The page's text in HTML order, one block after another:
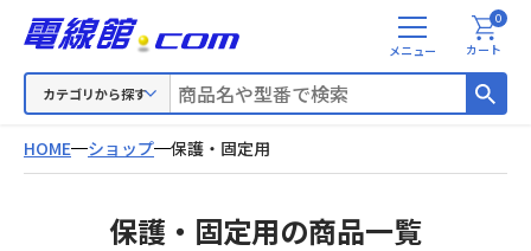
カテゴリから探す
メ
ニ
カート
0
HOME ショップ 保護・固定用
保護・固定用の商品一覧